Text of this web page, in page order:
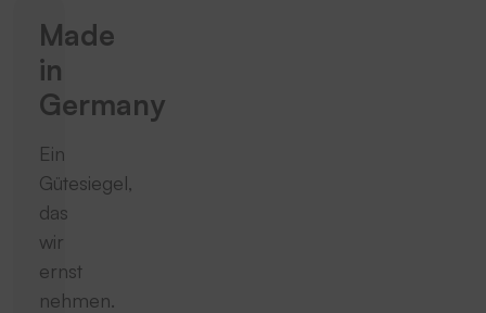
Made
in
Germany
Ein
Gütesiegel,
das
wir
ernst
nehmen.